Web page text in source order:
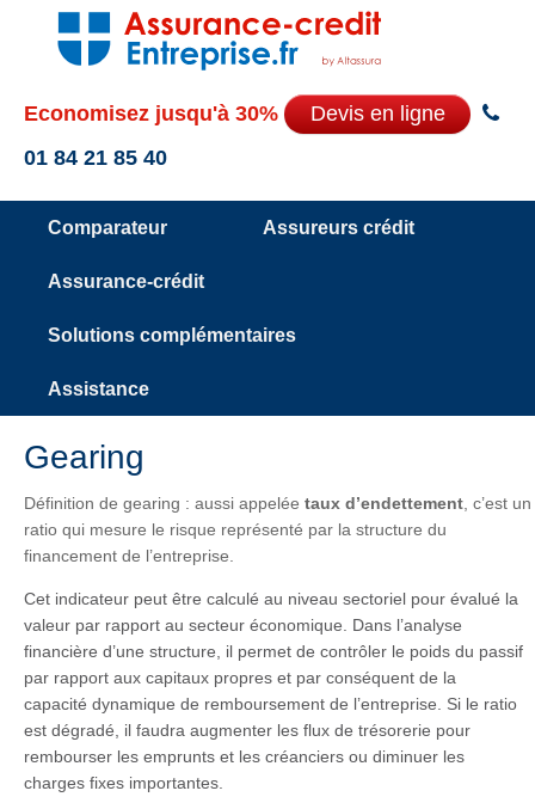
Economisez jusqu'à 30%
Devis en ligne
01 84 21 85 40
Comparateur Assureurs crédit
Assurance-crédit
Solutions complémentaires
Assistance
Gearing
Définition de gearing : aussi appelée taux d’endettement , c’est un
ratio qui mesure le risque représenté par la structure du
financement de l’entreprise.
Cet indicateur peut être calculé au niveau sectoriel pour évalué la
valeur par rapport au secteur économique. Dans l’analyse
financière d’une structure, il permet de contrôler le poids du passif
par rapport aux capitaux propres et par conséquent de la
capacité dynamique de remboursement de l’entreprise. Si le ratio
est dégradé, il faudra augmenter les flux de trésorerie pour
rembourser les emprunts et les créanciers ou diminuer les
charges fixes importantes.